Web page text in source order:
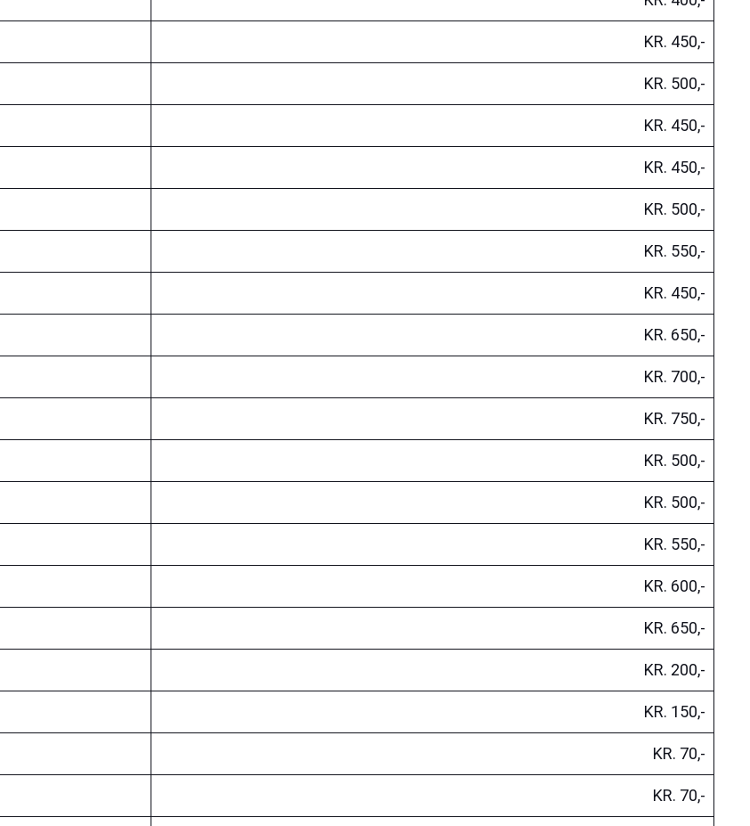
KR. 450,-
KR. 500,-
KR. 450,-
KR. 450,-
KR. 500,-
KR. 550,-
KR. 450,-
KR. 650,-
KR. 700,-
KR. 750,-
KR. 500,-
KR. 500,-
KR. 550,-
KR. 600,-
KR. 650,-
KR. 200,-
KR. 150,-
KR. 70,-
KR. 70,-